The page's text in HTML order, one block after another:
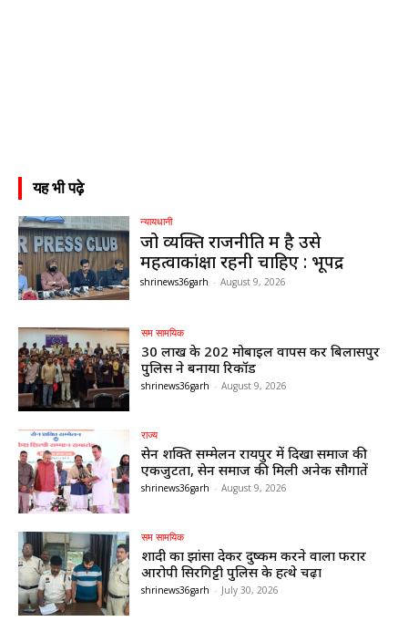
यह भी पढ़े
न्यायधानी
जो व्यक्ति राजनीति में है उसे
महत्वाकांक्षा रहनी चाहिए : भूपेंद्र
shrinews36garh - August 9, 2026
सम सामयिक
30 लाख के 202 मोबाइल वापस कर बिलासपुर
पुलिस ने बनाया रिकॉर्ड
shrinews36garh - August 9, 2026
राज्य
सेन शक्ति सम्मेलन रायपुर में दिखा समाज की
एकजुटता, सेन समाज की मिली अनेक सौगातें
shrinews36garh - August 9, 2026
सम सामयिक
शादी का झांसा देकर दुष्कर्म करने वाला फरार
आरोपी सिरगिट्टी पुलिस के हत्थे चढ़ा
shrinews36garh - July 30, 2026